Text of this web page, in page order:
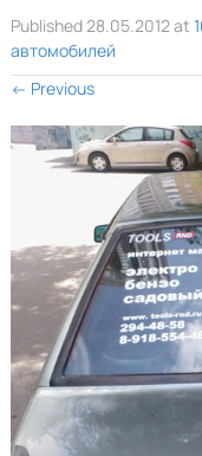
Published28.05.2012at
автомобилей
← Previous